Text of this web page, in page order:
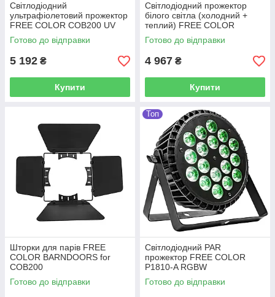
Світлодіодний
ультрафіолетовий прожектор
FREE COLOR COB200 UV
Готово до відправки
5 192 ₴
Купити
Світлодіодний прожектор
білого світла (холодний +
теплий) FREE COLOR
COB200 WHITE
Готово до відправки
4 967 ₴
Купити
Шторки для парів FREE
COLOR BARNDOORS for
COB200
Готово до відправки
Топ
Світлодіодний PAR
прожектор FREE COLOR
P1810-A RGBW
Готово до відправки